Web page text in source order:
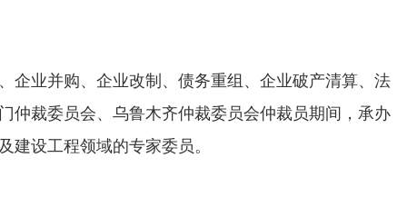
企业并购、企业改制、债务重组、企业破产清算、法
仲裁委员会、乌鲁木齐仲裁委员会仲裁员期间，承办
设工程领域的专家委员。